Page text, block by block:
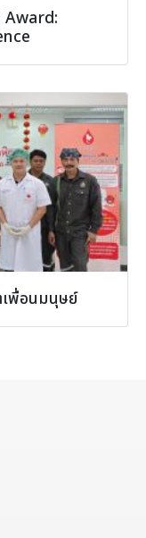
Award:
เพื่อนมนุษย์